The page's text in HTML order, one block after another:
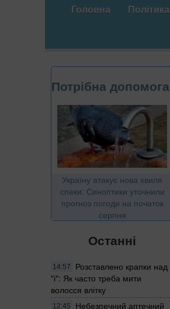
Головна Політика
Потрібна допомога
Україну атакує нова хвиля
спеки: Синоптики уточнили
прогноз погоди на початок
серпня
Останні
14:57
Розставлено крапки над
"і": Як часто треба мити
волосся влітку
12:45
Небезпечний аптечний